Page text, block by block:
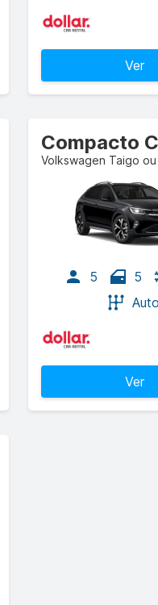
Ver
Volkswagen Taigo ou
5 5
Ver